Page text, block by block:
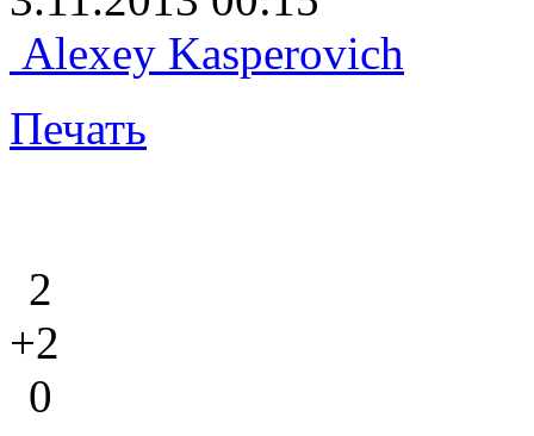
Alexey Kasperovich
Печать
2
+2
0